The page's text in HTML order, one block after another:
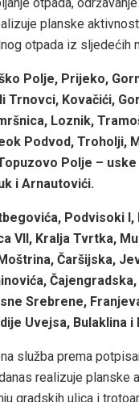
planske
otpada iz sljedećih
Polje, Prijeko,
Trnovci, Kovačići,
Loznik,
Podvod, Troholji,
Polje –
i Arnautovići.
Podvisoki I,
VII, Kralja Tvrtka,
Čaršijska,
Srebrene,
Uvejsa, Bulaklina i
služba prema
realizuje planske
gradskih ulica i